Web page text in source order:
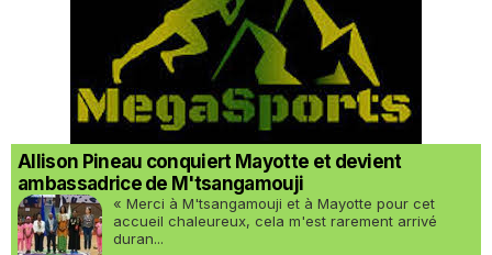
Allison Pineau conquiert Mayotte et devient
ambassadrice de M'tsangamouji
« Merci à M'tsangamouji et à Mayotte pour cet
accueil chaleureux, cela m'est rarement arrivé
duran...